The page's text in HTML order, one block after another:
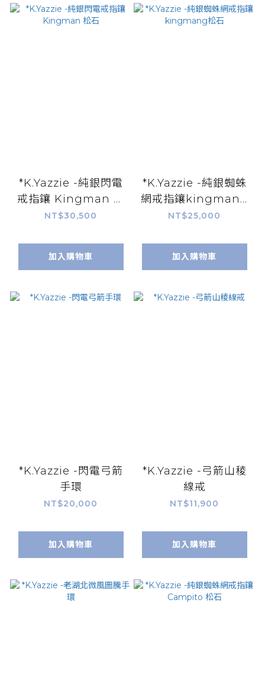
*K.Yazzie -純銀閃電
戒指鑲 Kingman 松
石
NT$30,500
加入購物車
*K.Yazzie -純銀蜘蛛
網戒指鑲kingmang
松石
NT$25,000
加入購物車
*K.Yazzie -閃電弓箭
手環
NT$20,000
加入購物車
*K.Yazzie -弓箭山稜
線戒
NT$11,900
加入購物車